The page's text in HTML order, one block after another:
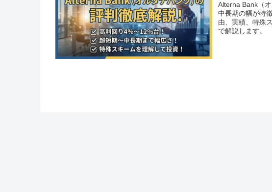
Alterna Bank（
中長期の幅が特
由、実績、特殊
で解説します。